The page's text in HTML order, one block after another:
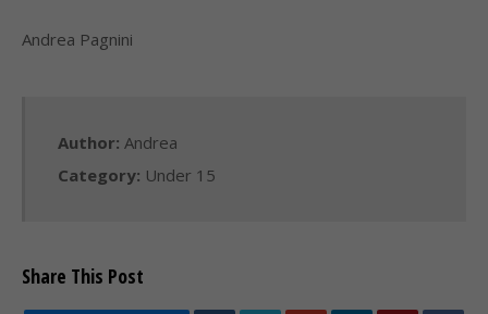
Andrea Pagnini
Author: Andrea
Category: Under 15
Share This Post